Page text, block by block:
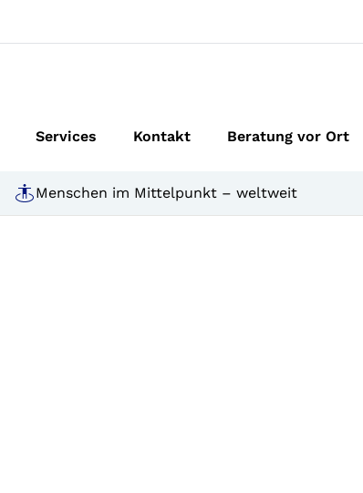
Services Kontakt Beratung vor Ort
Menschen im Mittelpunkt – weltweit